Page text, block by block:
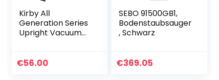
Kirby All
Generation Series
Upright Vacuum
0108/190384S
€56.00
SEBO 91500GB1,
Bodenstaubsauger
, Schwarz
€369.05